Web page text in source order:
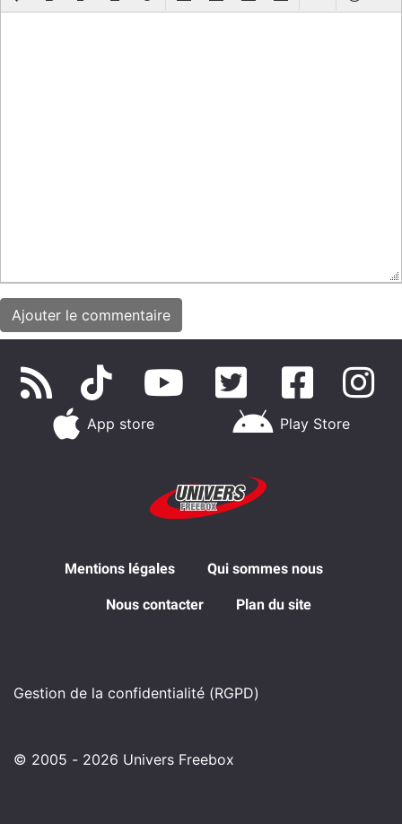
App store Play Store
Mentions légales Qui sommes nous
Nous contacter Plan du site
Gestion de la confidentialité (RGPD)
© 2005 - 2026 Univers Freebox